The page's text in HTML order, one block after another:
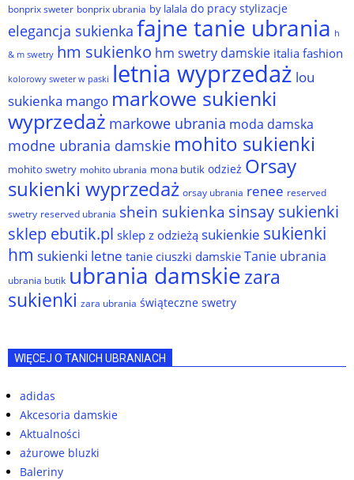
bonprix sweter bonprix ubrania by lalala do pracy stylizacje
elegancja sukienka fajne tanie ubrania h
& m swetry hm sukienko hm swetry damskie italia fashion
kolorowy sweter w paski letnia wyprzedaż lou
sukienka mango markowe sukienki
wyprzedaż markowe ubrania moda damska
modne ubrania damskie mohito sukienki
mohito swetry mohito ubrania mona butik odzież Orsay
sukienki wyprzedaż orsay ubrania renee reserved
swetry reserved ubrania shein sukienka sinsay sukienki
sklep ebutik.pl sklep z odzieżą sukienkie sukienki
hm sukienki letne tanie ciuszki damskie Tanie ubrania
ubrania butik ubrania damskiezara
sukienki zara ubrania świąteczne swetry
WIĘCEJ O TANICH UBRANIACH
adidas
Akcesoria damskie
Aktualności
ażurowe bluzki
Baleriny